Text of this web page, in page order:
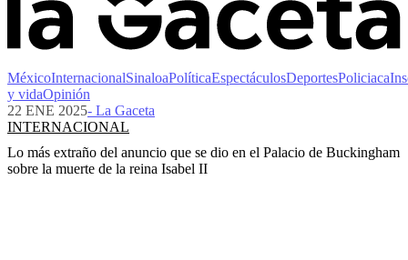
MéxicoInternacionalSinaloaPolíticaEspectáculosDeportesPoliciaca
y vidaOpinión
22 ENE 2025- La Gaceta
INTERNACIONAL
Lo más extraño del anuncio que se dio en el Palacio de Buckingham
sobre la muerte de la reina Isabel II